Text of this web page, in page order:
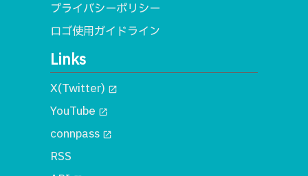
プライバシーポリシー
ロゴ使用ガイドライン
Links
X(Twitter) open_in_new
YouTube open_in_new
connpass open_in_new
RSS